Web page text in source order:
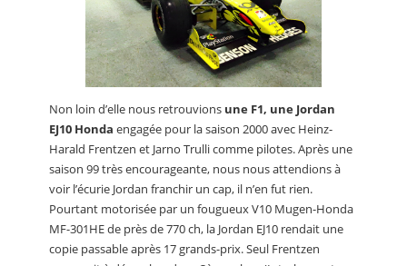
Non loin d’elle nous retrouvions une F1, une Jordan
EJ10 Honda engagée pour la saison 2000 avec Heinz-
Harald Frentzen et Jarno Trulli comme pilotes. Après une
saison 99 très encourageante, nous nous attendions à
voir l’écurie Jordan franchir un cap, il n’en fut rien.
Pourtant motorisée par un fougueux V10 Mugen-Honda
MF-301HE de près de 770 ch, la Jordan EJ10 rendait une
copie passable après 17 grands-prix. Seul Frentzen